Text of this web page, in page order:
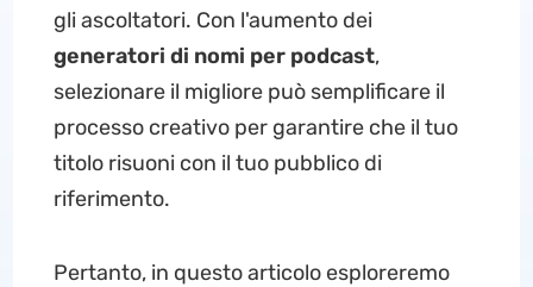
gli ascoltatori. Con l'aumento dei
generatori di nomi per podcast,
selezionare il migliore può semplificare il
processo creativo per garantire che il tuo
titolo risuoni con il tuo pubblico di
riferimento.
Pertanto, in questo articolo esploreremo